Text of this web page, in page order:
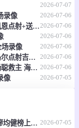
即将开始
昆比亚城市
即将开始
2026-07-07
录像 2026-07-06
险胜！十人英格兰3-2淘汰墨西哥 贝林双响凯恩点射+送点宽萨直红 2026-07-06
2026-07-06
场录像 2026-07-06
哈兰德精彩双响！挪威2-1淘汰五星巴西 内马尔点射吉马良斯失点 2026-07-06
遭绝平！蓉城1-1海牛14分领跑 杨明洋建功杨聪救主 海牛仍倒数第3 2026-07-06
像 2026-07-05
中甲3-4月最佳阵容揭晓 外援锋霸领衔 谭龙廖均健榜上有名 2026-07-05